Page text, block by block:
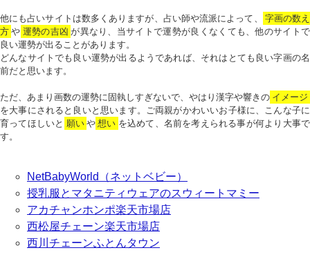
他にも占いサイトは数多くありますが、占い師や流派によって、
字画の数え
方 や 運勢の吉凶 が異なり、当サイトで運勢が良くなくても、他のサイトで
良い運勢が出ることがあります。
どんなサイトでも良い運勢が出るようであれば、それはとても良い字画の名
前だと思います。
ただ、あまり画数の運勢に固執しすぎないで、やはり漢字や響きの イメージ
を大事にされると良いと思います。ご両親がかわいいお子様に、こんな子に
育ってほしいと 願い や 想い を込めて、名前を考えられる事が何より大事で
す。
NetBabyWorld（ネットベビー）
授乳服とマタニティウェアのスウィートマミー
アカチャンホンポ楽天市場店
西松屋チェーン楽天市場店
西川チェーンふとんタウン